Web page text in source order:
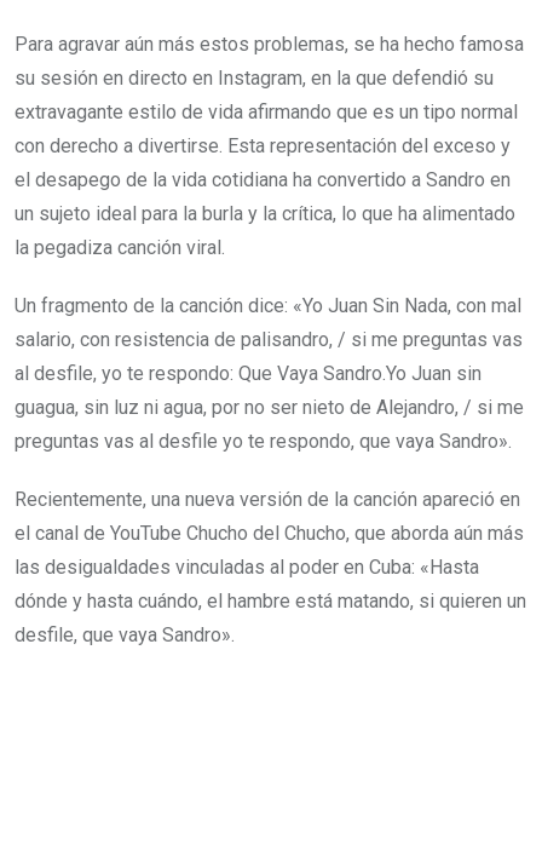
Para agravar aún más estos problemas, se ha hecho famosa
su sesión en directo en Instagram, en la que defendió su
extravagante estilo de vida afirmando que es un tipo normal
con derecho a divertirse. Esta representación del exceso y
el desapego de la vida cotidiana ha convertido a Sandro en
un sujeto ideal para la burla y la crítica, lo que ha alimentado
la pegadiza canción viral.
Un fragmento de la canción dice: «Yo Juan Sin Nada, con mal
salario, con resistencia de palisandro, / si me preguntas vas
al desfile, yo te respondo: Que Vaya Sandro.Yo Juan sin
guagua, sin luz ni agua, por no ser nieto de Alejandro, / si me
preguntas vas al desfile yo te respondo, que vaya Sandro».
Recientemente, una nueva versión de la canción apareció en
el canal de YouTube Chucho del Chucho, que aborda aún más
las desigualdades vinculadas al poder en Cuba: «Hasta
dónde y hasta cuándo, el hambre está matando, si quieren un
desfile, que vaya Sandro».